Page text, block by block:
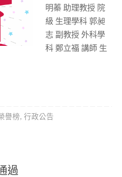
明蓁 助理教授 院
級 生理學科 郭昶
志 副教授 外科學
科 鄭立福 講師 生
譽榜, 行政公告
過